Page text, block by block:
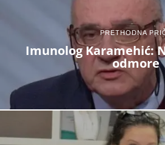
PRETHODNA
Imunolog Karamehić:
odmore